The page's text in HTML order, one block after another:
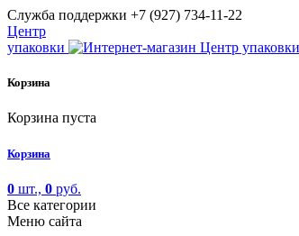
Cлужба поддержки +7 (927) 734-11-22
Центр
упаковки
Корзина
Корзина пуста
Корзина
0 шт., 0 руб.
Все категории
Меню сайта